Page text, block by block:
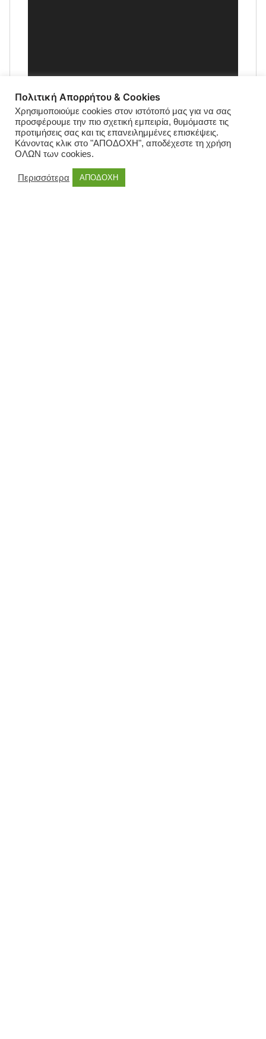
Πολιτική Απορρήτου & Cookies
Χρησιμοποιούμε cookies στον ιστότοπό μας για να σας
προσφέρουμε την πιο σχετική εμπειρία, θυμόμαστε τις
προτιμήσεις σας και τις επανειλημμένες επισκέψεις.
Κάνοντας κλικ στο "ΑΠΟΔΟΧΗ", αποδέχεστε τη χρήση
ΟΛΩΝ των cookies.
Περισσότερα ΑΠΟΔΟΧΗ